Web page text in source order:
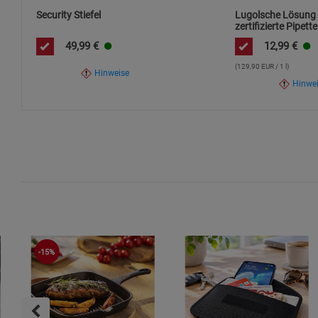
Security Stiefel
49,99 €
Hinweise
Lugolsche Lösung
zertifizierte
Jod in
12,99 €
(129,90 EUR / 1 l)
-15%